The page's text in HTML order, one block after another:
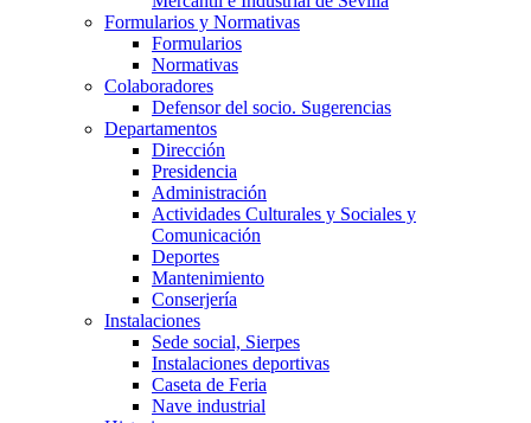
Formularios y Normativas
Formularios
Normativas
Colaboradores
Defensor del socio. Sugerencias
Departamentos
Dirección
Presidencia
Administración
Actividades Culturales y Sociales y
Comunicación
Deportes
Mantenimiento
Conserjería
Instalaciones
Sede social, Sierpes
Instalaciones deportivas
Caseta de Feria
Nave industrial